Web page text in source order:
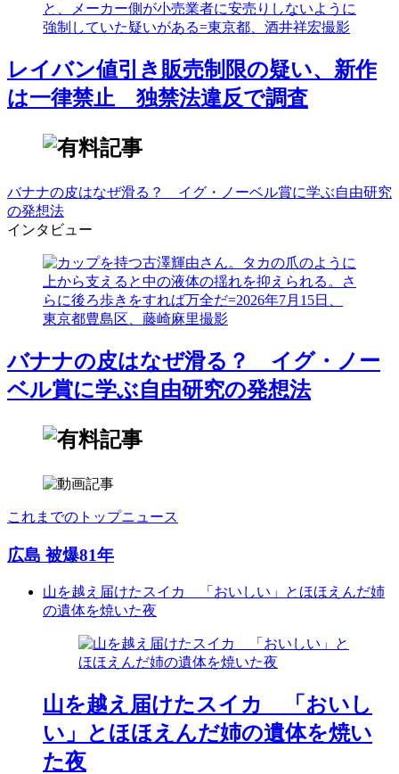
レイバン値引き販売制限の疑い、新作
は一律禁止 独禁法違反で調査
バナナの皮はなぜ滑る？ イグ・ノーベル賞に学ぶ自由研究
の発想法
インタビュー
バナナの皮はなぜ滑る？ イグ・ノー
ベル賞に学ぶ自由研究の発想法
これまでのトップニュース
広島 被爆81年
山を越え届けたスイカ 「おいしい」とほほえんだ姉
の遺体を焼いた夜
山を越え届けたスイカ 「おいし
い」とほほえんだ姉の遺体を焼い
た夜